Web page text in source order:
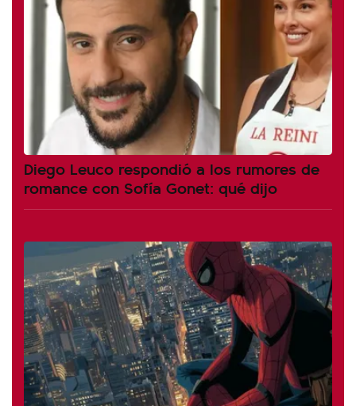
Diego Leuco respondió a los rumores de
romance con Sofía Gonet: qué dijo